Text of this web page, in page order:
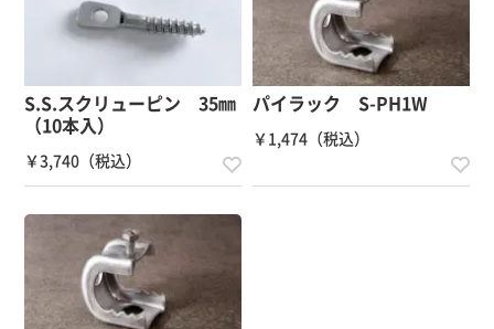
縦方向に荷重がかかる用途で使用してください。
横方向（引き抜き方向）に荷重をかけた場合、AKクラン
プが外れやすくなりますので、使用荷重範囲以上の荷重を
横方向にかけないでください。
S.S.スクリューピン 35㎜
（10本入）
￥3,740（税込）
パイラック S-PH1W
￥1,474（税込）